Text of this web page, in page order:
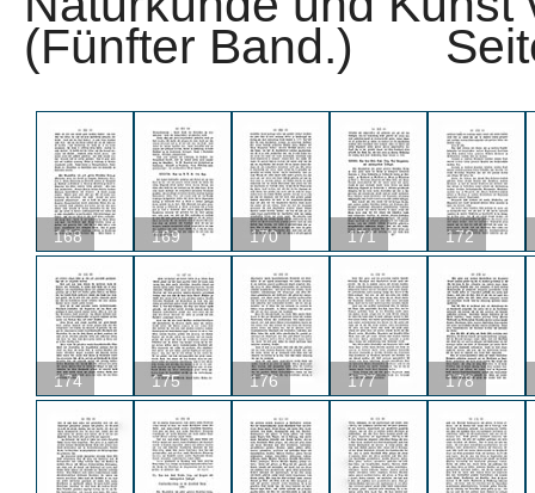
(Fünfter Band.)
168 169 170 171 172
174 175 176 177 178